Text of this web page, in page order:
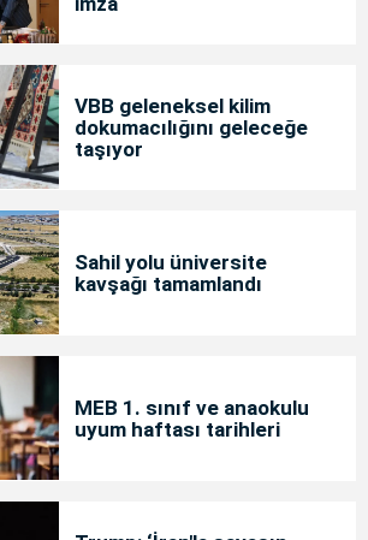
VBB geleneksel kilim
dokumacılığını geleceğe
taşıyor
Sahil yolu üniversite
kavşağı tamamlandı
MEB 1. sınıf ve anaokulu
uyum haftası tarihleri